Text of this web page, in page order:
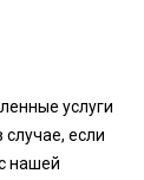
услуги
если
нашей